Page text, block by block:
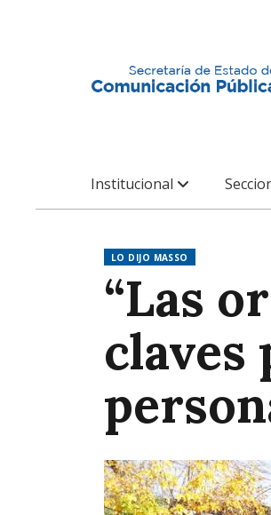
Institucional
LO DIJO MASSO
“Las
claves